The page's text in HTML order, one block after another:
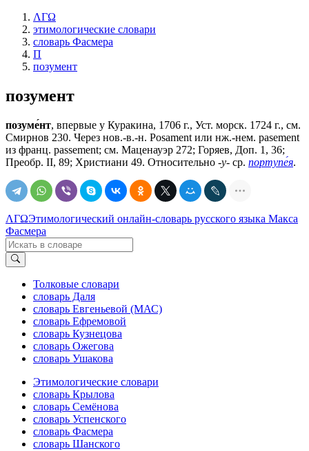
ΛΓΩ
этимологические словари
словарь Фасмера
П
позумент
позумент
позуме́нт, впервые у Куракина, 1706 г., Уст. морск. 1724 г., см.
Смирнов 230. Через нов.-в.-н. Роsаmеnt или нж.-нем. раsеmеnt
из франц. passement; см. Маценауэр 272; Горяев, Доп. 1, 36;
Преобр. II, 89; Христиани 49. Относительно -у- ср. портупе́я.
ΛΓΩЭтимологический онлайн-словарь русского языка Макса
Фасмера
Толковые словари
словарь Даля
словарь Евгеньевой (МАС)
словарь Ефремовой
словарь Кузнецова
словарь Ожегова
словарь Ушакова
Этимологические словари
словарь Крылова
словарь Семёнова
словарь Успенского
словарь Фасмера
словарь Шанского